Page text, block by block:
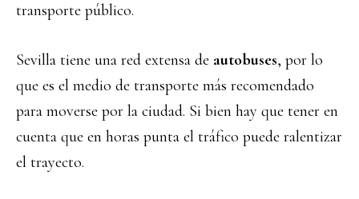
transporte público.
Sevilla tiene una red extensa de autobuses, por lo
que es el medio de transporte más recomendado
para moverse por la ciudad. Si bien hay que tener en
cuenta que en horas punta el tráfico puede ralentizar
el trayecto.